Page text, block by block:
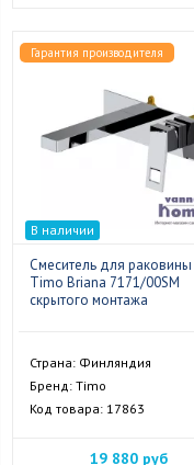
Гарантия производителя
В наличии
Смеситель для раковины
Timo Briana 7171/00SM
скрытого монтажа
Страна: Финляндия
Бренд: Timo
Код товара: 17863
19 880 руб